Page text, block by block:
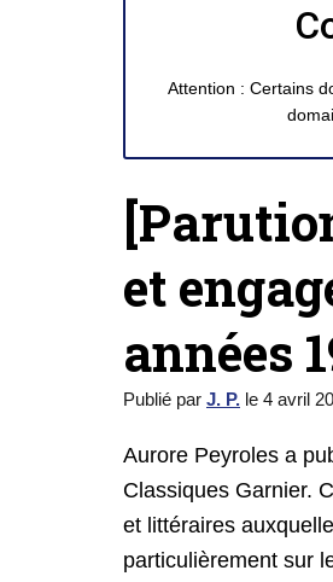
Attention : Certains
et
années
Publié par J. P. le 4 avril
Aurore Peyroles a
Classiques Garnier.
et littéraires
particulièrement sur